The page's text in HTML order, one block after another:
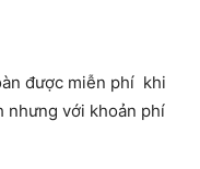
được miễn phí khi
nhưng với khoản phí